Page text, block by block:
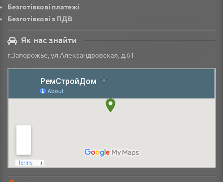
Безготівкові платежі
Безготівкові з ПДВ
Як нас знайти
г.Запорожье, ул.Александровская, д.61